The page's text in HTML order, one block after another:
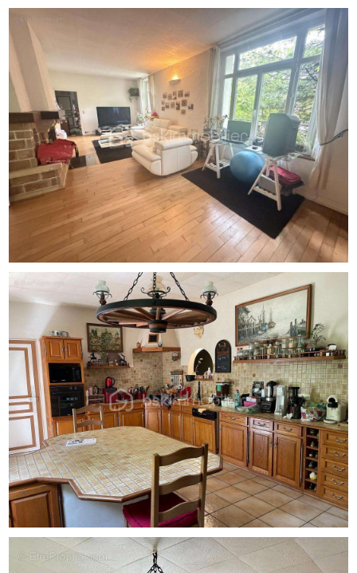
Les informations sur les risques auxquels ce bien est
exposé sont disponibles sur le site Géorisques :
www.georisques.gouv.fr